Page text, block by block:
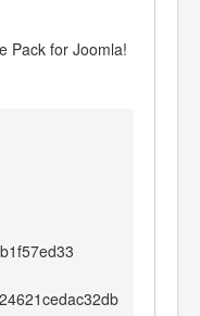
Pack for Joomla!